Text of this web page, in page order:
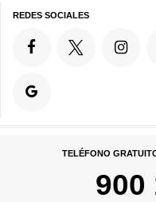
REDES SOCIALES
TELÉFONO
900